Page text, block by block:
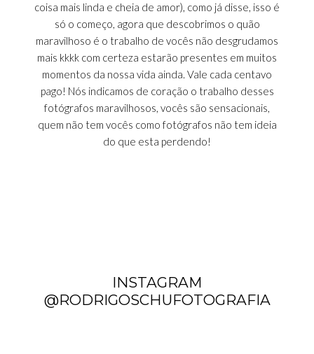
coisa mais linda e cheia de amor), como já disse, isso é
só o começo, agora que descobrimos o quão
maravilhoso é o trabalho de vocês não desgrudamos
mais kkkk com certeza estarão presentes em muitos
momentos da nossa vida ainda. Vale cada centavo
pago! Nós indicamos de coração o trabalho desses
fotógrafos maravilhosos, vocês são sensacionais,
quem não tem vocês como fotógrafos não tem ideia
do que esta perdendo!
INSTAGRAM
@RODRIGOSCHUFOTOGRAFIA